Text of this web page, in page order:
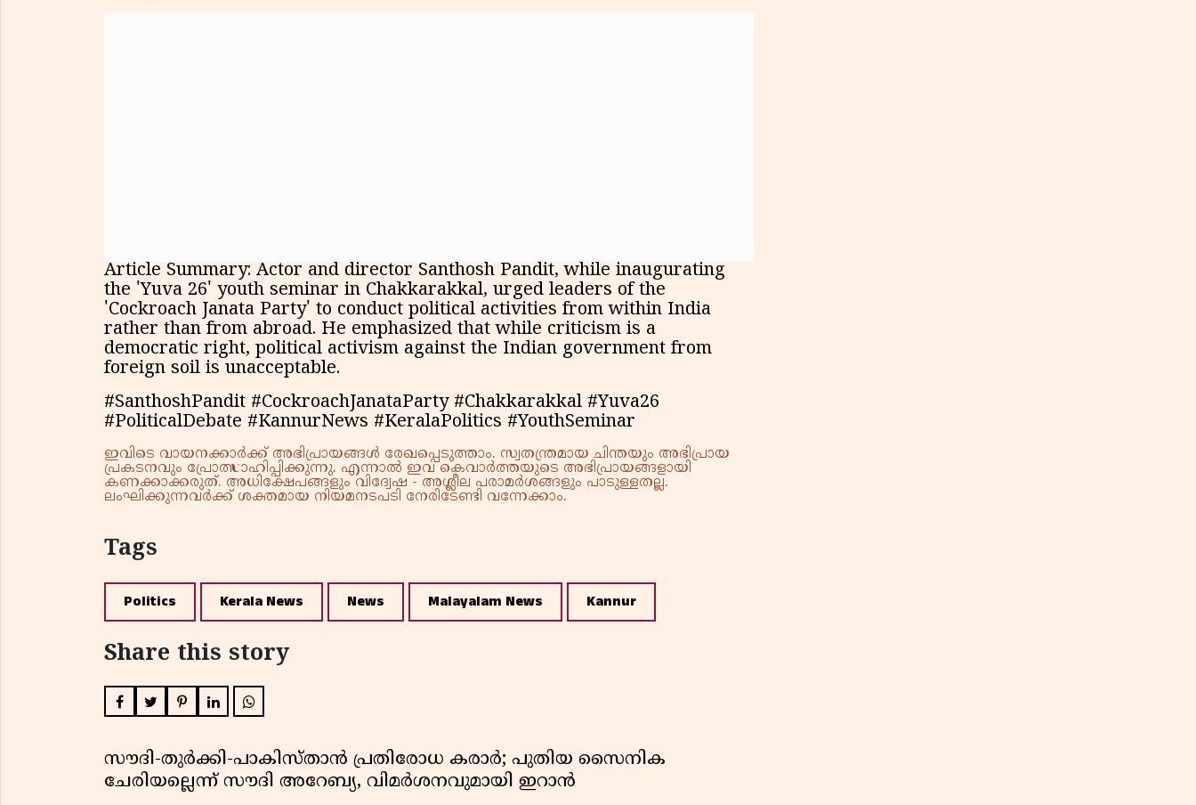
Article Summary: Actor and director Santhosh Pandit, while inaugurating
the 'Yuva 26' youth seminar in Chakkarakkal, urged leaders of the
'Cockroach Janata Party' to conduct political activities from within India
rather than from abroad. He emphasized that while criticism is a
democratic right, political activism against the Indian government from
foreign soil is unacceptable.
#SanthoshPandit #CockroachJanataParty #Chakkarakkal #Yuva26
#PoliticalDebate #KannurNews #KeralaPolitics #YouthSeminar
ഇവിടെ വായനക്കാർക്ക് അഭിപ്രായങ്ങൾ രേഖപ്പെടുത്താം. സ്വതന്ത്രമായ ചിന്തയും അഭിപ്രായ
പ്രകടനവും പ്രോത്സാഹിപ്പിക്കുന്നു. എന്നാൽ ഇവ കെവാർത്തയുടെ അഭിപ്രായങ്ങളായി
കണക്കാക്കരുത്. അധിക്ഷേപങ്ങളും വിദ്വേഷ - അശ്ലീല പരാമർശങ്ങളും പാടുള്ളതല്ല.
ലംഘിക്കുന്നവർക്ക് ശക്തമായ നിയമനടപടി നേരിടേണ്ടി വന്നേക്കാം.
Tags
Politics Kerala News News Malayalam News Kannur
Share this story
സൗദി-തുർക്കി-പാകിസ്താൻ പ്രതിരോധ കരാർ; പുതിയ സൈനിക
ചേരിയല്ലെന്ന് സൗദി അറേബ്യ, വിമർശനവുമായി ഇറാൻ